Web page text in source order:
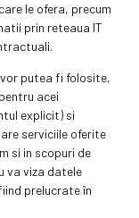
le ofera, precum
prin reteaua IT
putea fi folosite,
acei
explicit) si
serviciile oferite
si in scopuri de
va viza datele
prelucrate în